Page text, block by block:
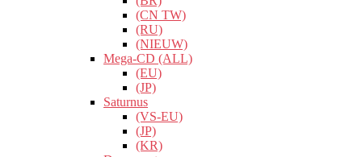
(CN TW)
(RU)
(NIEUW)
Mega-CD (ALL)
(EU)
(JP)
Saturnus
(VS-EU)
(JP)
(KR)